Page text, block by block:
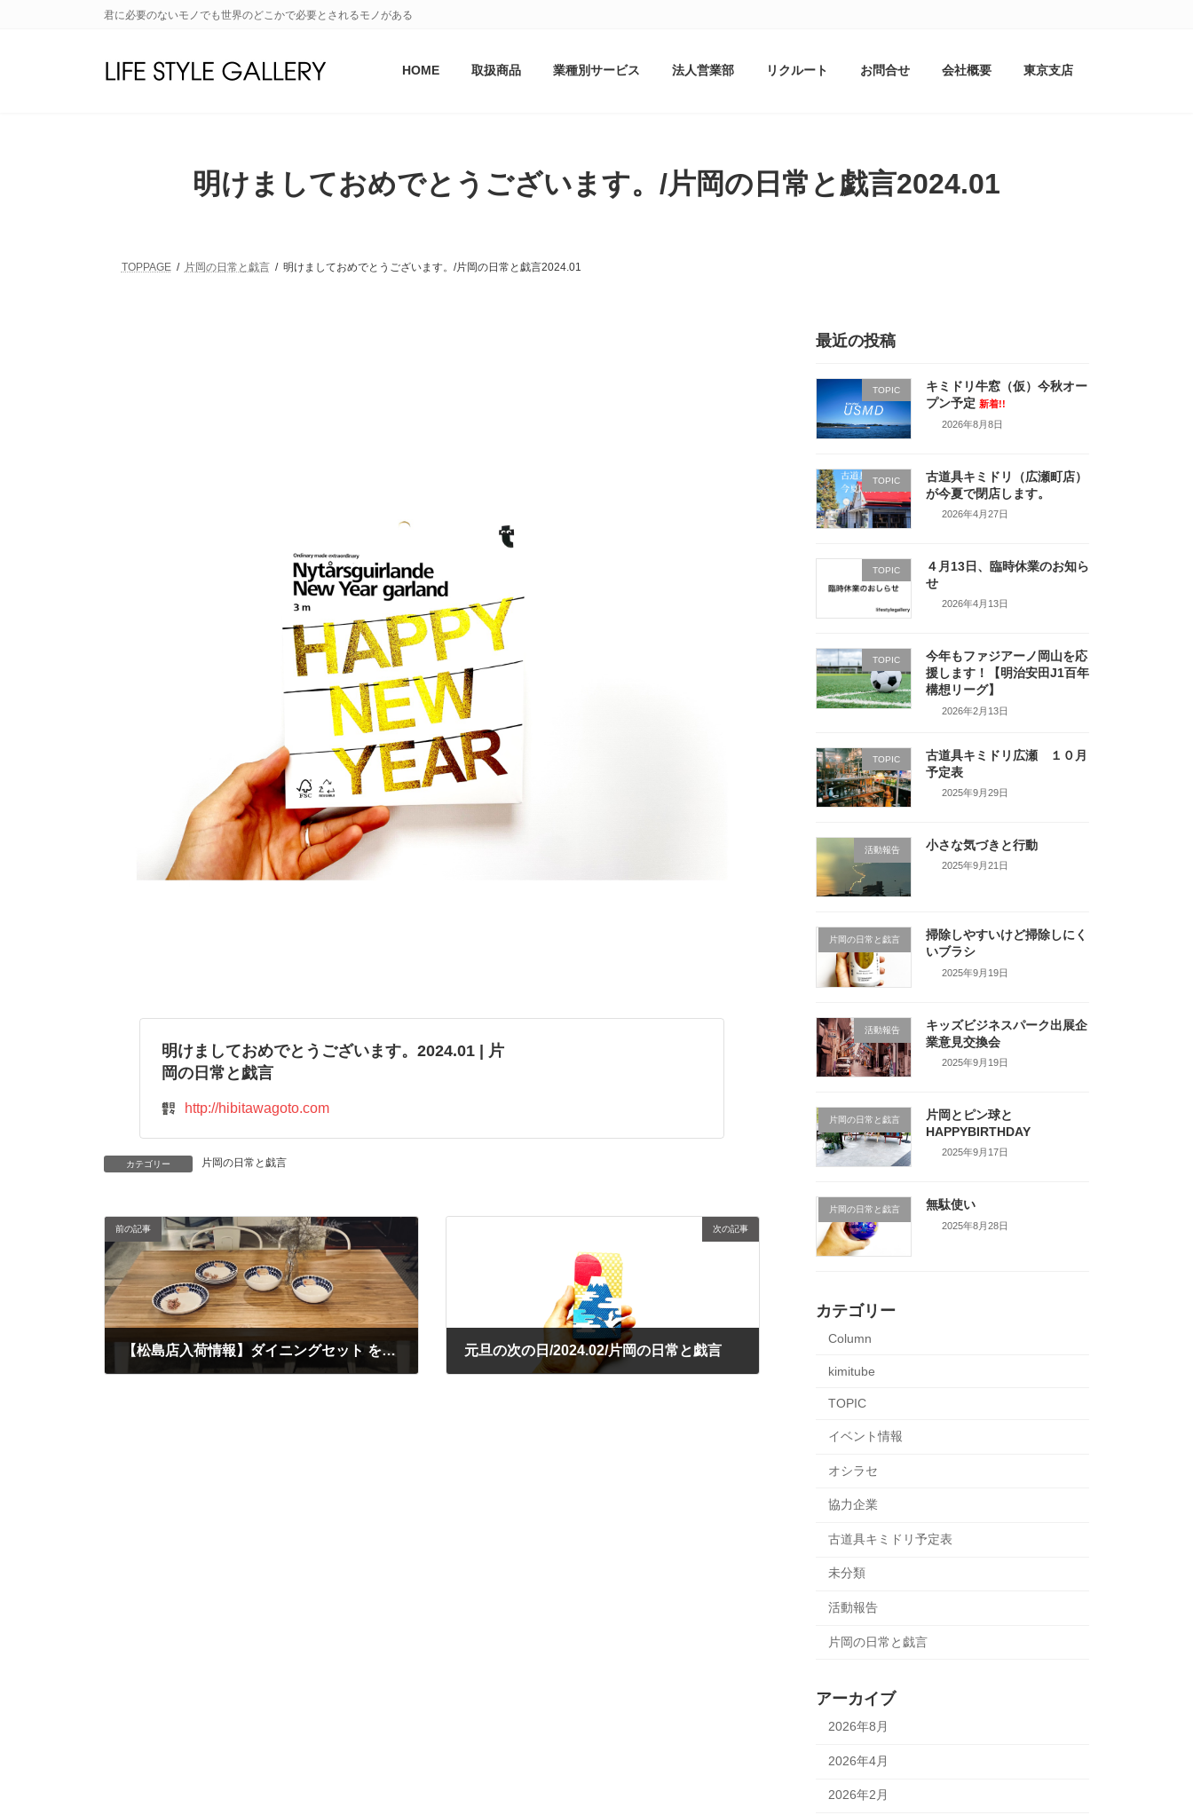
君に必要のないモノでも世界のどこかで必要とされるモノがある
HOME 取扱商品 業種別サービス 法人営業部 リクルート お問合せ 会社概要 東京支店
明けましておめでとうございます。/片岡の日常と戯言2024.01
TOPPAGE 片岡の日常と戯言 明けましておめでとうございます。/片岡の日常と戯言2024.01
明けましておめでとうございます。2024.01 | 片
岡の日常と戯言
http://hibitawagoto.com
カテゴリー 片岡の日常と戯言
前の記事
【松島店入荷情報】ダイニングセット を買取させていただきました。
次の記事
元旦の次の日/2024.02/片岡の日常と戯言
最近の投稿
TOPIC
キミドリ牛窓（仮）今秋オー
プン予定 新着!!
2026年8月8日
TOPIC
古道具キミドリ（広瀬町店）
が今夏で閉店します。
2026年4月27日
TOPIC
４月13日、臨時休業のお知ら
せ
2026年4月13日
TOPIC
今年もファジアーノ岡山を応
援します！【明治安田J1百年
構想リーグ】
2026年2月13日
TOPIC
古道具キミドリ広瀬 １０月
予定表
2025年9月29日
活動報告 小さな気づきと行動
2025年9月21日
片岡の日常と戯言
掃除しやすいけど掃除しにく
いブラシ
2025年9月19日
活動報告
キッズビジネスパーク出展企
業意見交換会
2025年9月19日
片岡の日常と戯言
片岡とピン球と
HAPPYBIRTHDAY
2025年9月17日
片岡の日常と戯言 無駄使い
2025年8月28日
カテゴリー
Column
kimitube
TOPIC
イベント情報
オシラセ
協力企業
古道具キミドリ予定表
未分類
活動報告
片岡の日常と戯言
アーカイブ
2026年8月
2026年4月
2026年2月